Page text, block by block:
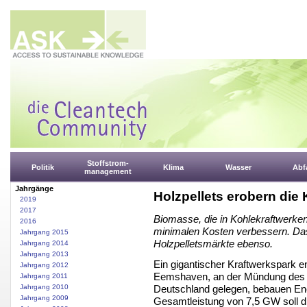
Politik
Stoffstrom-
management
Klima Wasser
Jahrgänge
2019
2017
2016
Jahrgang 2015
Jahrgang 2014
Jahrgang 2013
Jahrgang 2012
Jahrgang 2011
Jahrgang 2010
Jahrgang 2009
Holzpellets erobern die
Biomasse, die in
minimalen Kosten verbessern.
Holzpelletsmärkte ebenso.
Ein gigantischer Kraftwerkspark
Eemshaven, an der Mündung
Deutschland gelegen, bebauen
Gesamtleistung von 7,5 GW soll